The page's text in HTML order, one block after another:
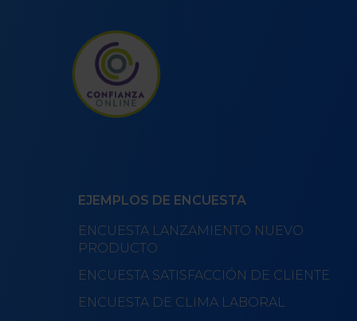
EJEMPLOS DE ENCUESTA
ENCUESTA LANZAMIENTO NUEVO
PRODUCTO
ENCUESTA SATISFACCIÓN DE CLIENTE
ENCUESTA DE CLIMA LABORAL